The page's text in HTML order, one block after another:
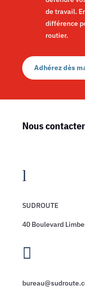
de travail.
différence
routier.
Adhérez dès
Nous contacter
l
SUDROUTE
40 Boulevard
